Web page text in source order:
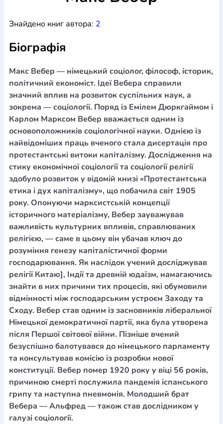
Шлюб і сім`я Юдаїзм
ПеріодикаАудіо Ручки кулькові
БлокнотиЩоденники / щотижневики
Навчальні мапи Шкіряні виробиМагніти Металеві
виробиМіні-лампиНаклейки Настільні ігриПакети
подарунковіПлакатиПластмасові вироби Хустки
Подарункові картки Розвиваючі ігриРепринтиСвічки
Зошити
Фотокартини Чохли на Библії
Головні убори
Календарі
Канцелярскі товари
Комп`ютерні ігри
ЛистівкиСувенирна продукція Годинники Пазли
Книга в комплекті
За додатковою інформацією дзвоніть за номером:
(097) 880-6379
Ми у Facebook
Знайдено книг автора: 2
Біографія
Макс Вебер — німецький соціолог, філософ, історик,
політичний економіст. Ідеї Вебера справили
значний вплив на розвиток суспільних наук, а
зокрема — соціології. Поряд із Емілем Дюркгаймом і
Карлом Марксом Вебер вважається одним із
основоположників соціологічної науки. Однією із
найвідоміших праць вченого стала дисертація про
протестантські витоки капіталізму. Дослідження на
стику економічної соціології та соціології релігії
здобуло розвиток у відомій книзі «Протестантська
етика і дух капіталізму», що побачила світ 1905
року. Опонуючи марксистській концепції
історичного матеріалізму, Вебер зауважував
важливість культурних впливів, справлюваних
релігією, — саме в цьому він убачав ключ до
розуміння генезу капіталістичної форми
господарювання. Як наслідок учений досліджував
релігії Китаю], Індії та древній юдаїзм, намагаючись
знайти в них причини тих процесів, які обумовили
відмінності між господарським устроєм Заходу та
Сходу. Вебер став одним із засновників ліберальної
Німецької демократичної партії, яка була утворена
після Першої світової війни. Пізніше вчений
безуспішно балотувався до німецького парламенту
та консультував комісію із розробки нової
конституції. Вебер помер 1920 року у віці 56 років,
причиною смерті послужила пандемія іспанського
грипу та наступна пневмонія. Молодший брат
Вебера — Альфред — також став дослідником у
галузі соціології.